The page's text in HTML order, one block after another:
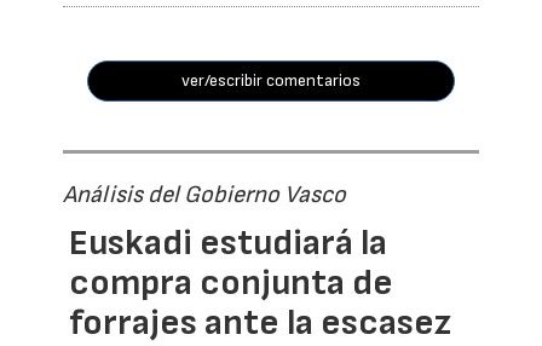
ver/escribir comentarios
Análisis del Gobierno Vasco
Euskadi estudiará la
compra conjunta de
forrajes ante la escasez